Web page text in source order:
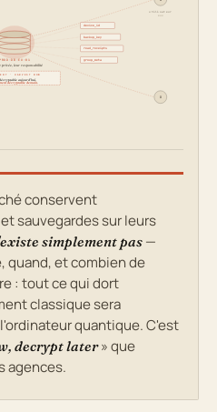
utilisateur
D
PROD-DB-EU-01
privée, leur responsabilité
· HARVEST NOW
décryptable aujourd'hui,
décryptable demain.
device_id
backup_key
read_receipts
group_meta
conservent
sauvegardes sur leurs
simplement pas —
quand, et combien de
: tout ce qui dort
classique sera
quantique. C'est
decrypt later» que
agences.